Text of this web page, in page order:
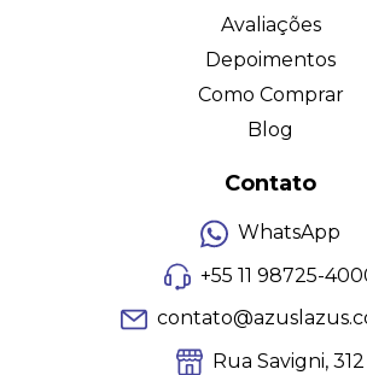
Avaliações
Depoimentos
Como Comprar
Blog
Contato
WhatsApp
+55 11 98725-
Rua Savigni, 312